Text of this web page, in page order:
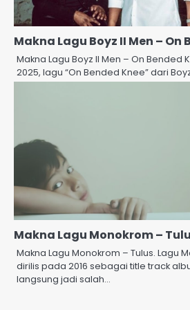
Makna Lagu Boyz II Men – On
Makna Lagu Boyz II Men – On Bended
2025, lagu “On Bended Knee” dari
Makna Lagu Monokrom –
Makna Lagu Monokrom – Tulus. Lagu
dirilis pada 2016 sebagai title track
langsung jadi salah…